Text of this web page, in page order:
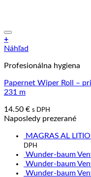
+
Náhľad
Profesionálna hygiena
Papernet Wiper Roll –
231 m
14.50 € s DPH
Naposledy prezerané
MAGRAS AL
DPH
Wunder-baum
Wunder-baum
Wunder-baum